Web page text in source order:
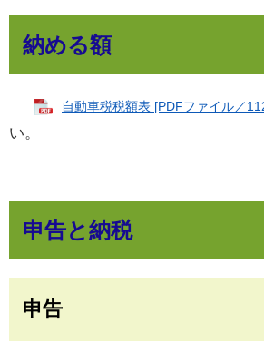
納める額
自動車税税額表 [PDFファイル／
い。
申告と納税
申告